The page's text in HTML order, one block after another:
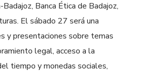
Banca Ética de Badajoz,
El sábado 27 será una
y presentaciones sobre temas
legal, acceso a la
tiempo y monedas sociales,